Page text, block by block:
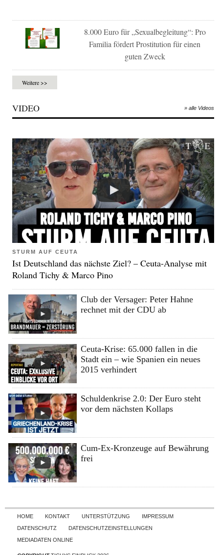
8.000 Euro für „Sexualbegleitung“: Pro
Familia fördert Prostitution für einen
guten Zweck
Weitere >>
VIDEO » alle Videos
STURM AUF CEUTA
Ist Deutschland das nächste Ziel? – Ceuta-Analyse mit
Roland Tichy & Marco Pino
Club der Versager: Peter Hahne
rechnet mit der CDU ab
Ceuta-Krise: 65.000 fallen in die
Stadt ein – wie Spanien ein neues
2015 verhindert
Schuldenkrise 2.0: Der Euro steht
vor dem nächsten Kollaps
Cum-Ex-Kronzeuge auf Bewährung
frei
Skip to content
HOME KONTAKT UNTERSTÜTZUNG
IMPRESSUM
DATENSCHUTZ
DATENSCHUTZEINSTELLUNGEN
MEDIADATEN ONLINE